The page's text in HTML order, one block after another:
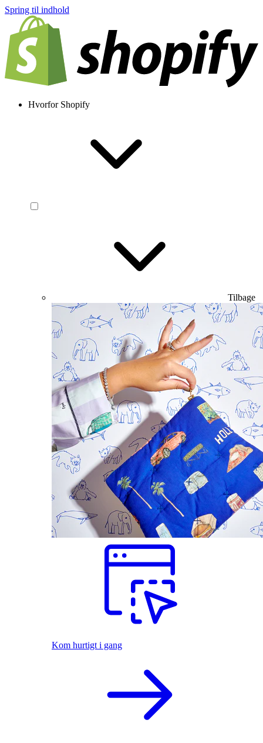
Spring til indhold
Hvorfor Shopify
Tilbage
Kom hurtigt i gang